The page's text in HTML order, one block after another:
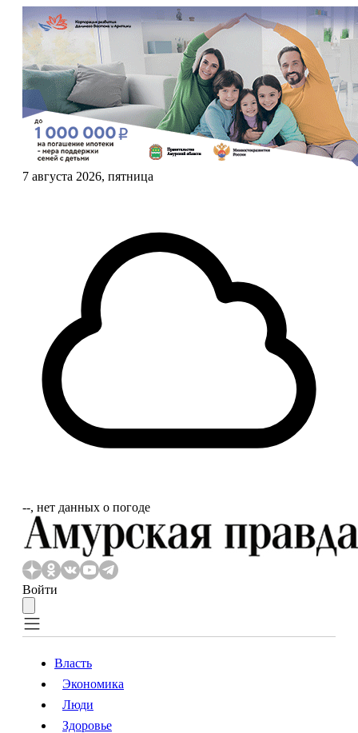
7 августа 2026, пятница
‐‐, нет данных о погоде
Войти
Власть
Власть
Экономика
Люди
Здоровье